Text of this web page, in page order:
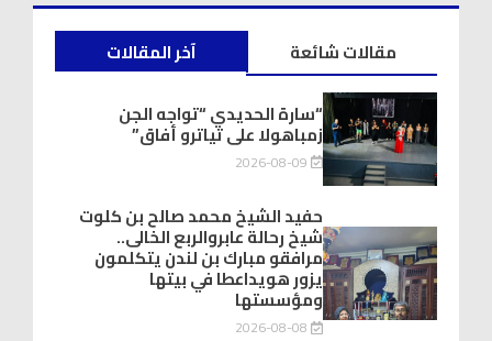
آخر المقالات
مقالات شائعة
“سارة الحديدي “تواجه الجن
زمباهولا على تياترو أفاق”
2026-08-09
حفيد الشيخ محمد صالح بن كلوت
شيخ رحالة عابروالربع الخالى..
مرافقو مبارك بن لندن يتكلمون
يزور هويداعطا في بيتها
ومؤسستها
2026-08-08